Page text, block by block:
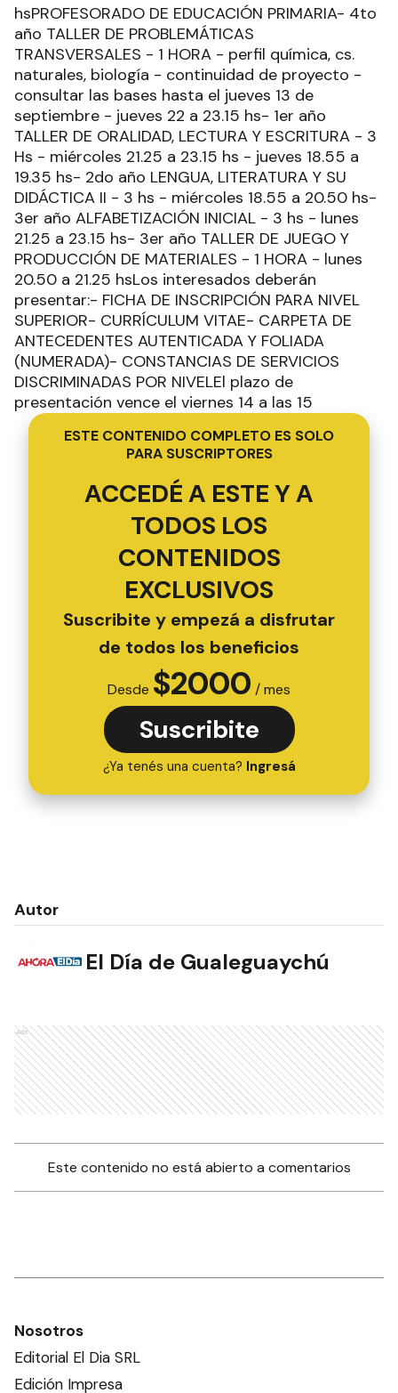
hsPROFESORADO DE EDUCACIÓN PRIMARIA- 4to
año TALLER DE PROBLEMÁTICAS
TRANSVERSALES - 1 HORA - perfil química, cs.
naturales, biología - continuidad de proyecto -
consultar las bases hasta el jueves 13 de
septiembre - jueves 22 a 23.15 hs- 1er año
TALLER DE ORALIDAD, LECTURA Y ESCRITURA - 3
Hs - miércoles 21.25 a 23.15 hs - jueves 18.55 a
19.35 hs- 2do año LENGUA, LITERATURA Y SU
DIDÁCTICA II - 3 hs - miércoles 18.55 a 20.50 hs-
3er año ALFABETIZACIÓN INICIAL - 3 hs - lunes
21.25 a 23.15 hs- 3er año TALLER DE JUEGO Y
PRODUCCIÓN DE MATERIALES - 1 HORA - lunes
20.50 a 21.25 hsLos interesados deberán
presentar:- FICHA DE INSCRIPCIÓN PARA NIVEL
SUPERIOR- CURRÍCULUM VITAE- CARPETA DE
ANTECEDENTES AUTENTICADA Y FOLIADA
(NUMERADA)- CONSTANCIAS DE SERVICIOS
DISCRIMINADAS POR NIVELEl plazo de
presentación vence el viernes 14 a las 15
ESTE CONTENIDO COMPLETO ES SOLO
PARA SUSCRIPTORES
ACCEDÉ A ESTE Y A
TODOS LOS
CONTENIDOS
EXCLUSIVOS
Suscribite y empezá a disfrutar
de todos los beneficios
Desde $2000 / mes
Suscribite
¿Ya tenés una cuenta? Ingresá
Autor
El Día de Gualeguaychú
Ads
Este contenido no está abierto a comentarios
Nosotros
Editorial El Dia SRL
Edición Impresa